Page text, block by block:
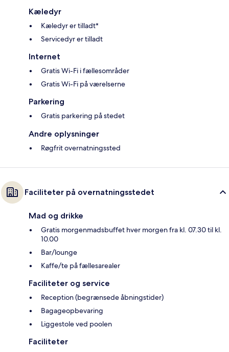
Kæledyr
Kæledyr er tilladt*
Servicedyr er tilladt
Internet
Gratis Wi-Fi i fællesområder
Gratis Wi-Fi på værelserne
Parkering
Gratis parkering på stedet
Andre oplysninger
Røgfrit overnatningssted
Faciliteter på overnatningsstedet
Mad og drikke
Gratis morgenmadsbuffet hver morgen fra kl. 07.30 til kl.
10.00
Bar/lounge
Kaffe/te på fællesarealer
Faciliteter og service
Reception (begrænsede åbningstider)
Bagageopbevaring
Liggestole ved poolen
Faciliteter